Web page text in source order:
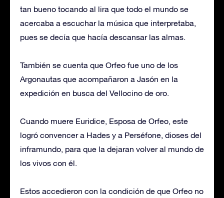
tan bueno tocando al lira que todo el mundo se
acercaba a escuchar la música que interpretaba,
pues se decía que hacía descansar las almas.
También se cuenta que Orfeo fue uno de los
Argonautas que acompañaron a Jasón en la
expedición en busca del Vellocino de oro.
Cuando muere Euridice, Esposa de Orfeo, este
logró convencer a Hades y a Perséfone, dioses del
inframundo, para que la dejaran volver al mundo de
los vivos con él.
Estos accedieron con la condición de que Orfeo no